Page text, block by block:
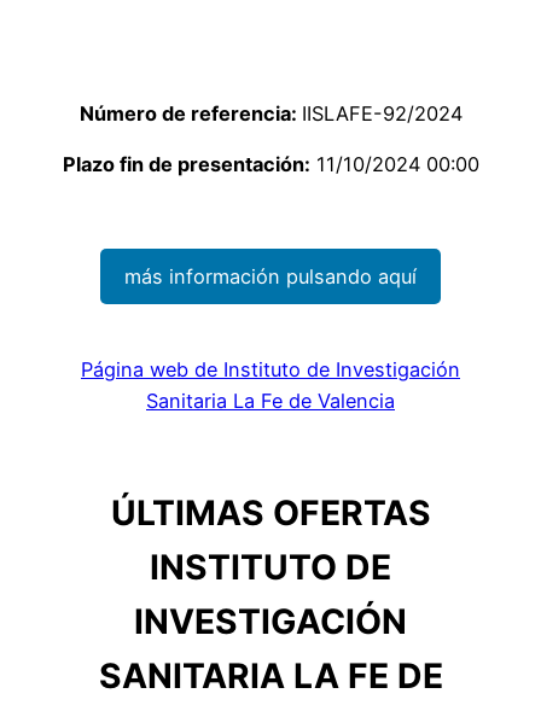
Número de referencia: IISLAFE-92/2024
Plazo fin de presentación: 11/10/2024 00:00
más información pulsando aquí
Página web de Instituto de Investigación
Sanitaria La Fe de Valencia
ÚLTIMAS OFERTAS
INSTITUTO DE
INVESTIGACIÓN
SANITARIA LA FE DE